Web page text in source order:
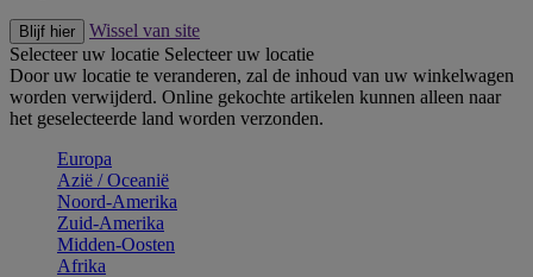
Blijf hier
Wissel van site
Selecteer uw locatie Selecteer uw locatie
Door uw locatie te veranderen, zal de inhoud van uw winkelwagen
worden verwijderd. Online gekochte artikelen kunnen alleen naar
het geselecteerde land worden verzonden.
Europa
Aziё / Oceaniё
Noord-Amerika
Zuid-Amerika
Midden-Oosten
Afrika